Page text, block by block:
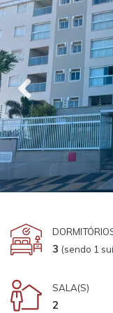
3 (sendo 1
SALA(S)
2